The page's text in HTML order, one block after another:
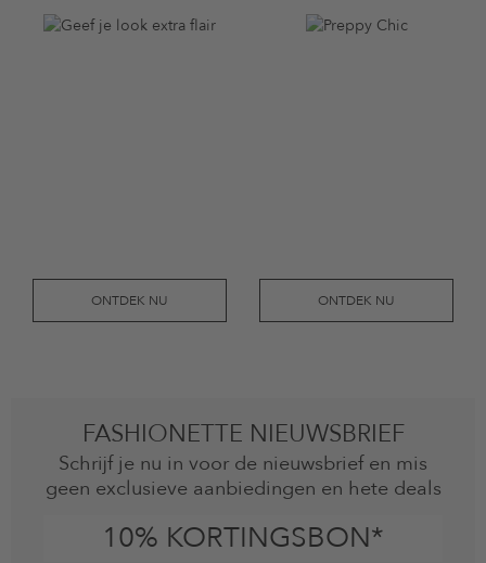
ONTDEK NU ONTDEK NU
FASHIONETTE NIEUWSBRIEF
Schrijf je nu in voor de nieuwsbrief en mis
geen exclusieve aanbiedingen en hete deals
10% KORTINGSBON*